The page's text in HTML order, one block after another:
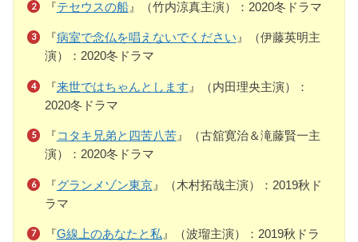
『テセウスの船』（竹内涼真主演）：2020冬ドラマ
『病室で念仏を唱えないでください』（伊藤英明主
演）：2020冬ドラマ
『来世ではちゃんとします 』（内田理央主演）：
2020冬ドラマ
『コタキ兄弟と四苦八苦』（古舘寛治＆滝藤賢一主
演）：2020冬ドラマ
『グランメゾン東京』（木村拓哉主演）：2019秋ド
ラマ
『G線上のあなたと私 』（波瑠主演）：2019秋ドラ